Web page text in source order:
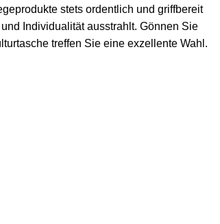
stets ordentlich und griffbereit
Individualität ausstrahlt. Gönnen Sie
treffen Sie eine exzellente Wahl.